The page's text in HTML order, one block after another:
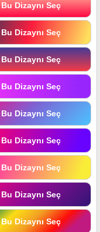
Bu Dizaynı Seç
Bu Dizaynı Seç
Bu Dizaynı Seç
Bu Dizaynı Seç
Bu Dizaynı Seç
Bu Dizaynı Seç
Bu Dizaynı Seç
Bu Dizaynı Seç
Bu Dizaynı Seç